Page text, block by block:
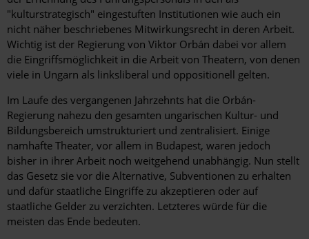
"kulturstrategisch" eingestuften Institutionen wie auch ein
nicht näher beschriebenes Mitwirkungsrecht in deren Arbeit.
Wichtig ist der Regierung von Viktor Orbán dabei vor allem
die Eingriffsmöglichkeit in die Arbeit von Theatern, von denen
viele in Ungarn als linksliberal und oppositionell gelten.
Im Laufe des vergangenen Jahrzehnts hat die Orbán-
Regierung nahezu den gesamten ungarischen Kultur- und
Bildungsbereich umstrukturiert und zentralisiert. Einige
namhafte Theater, vor allem in Budapest, waren jedoch
bisher in ihrer Arbeit noch weitgehend unabhängig. Nun stellt
das Gesetz sie vor die Alternative, Subventionen zu erhalten
und dafür staatliche Eingriffe zu akzeptieren oder auf
staatliche Gelder zu verzichten. Letzteres würde für die
meisten das Ende bedeuten.